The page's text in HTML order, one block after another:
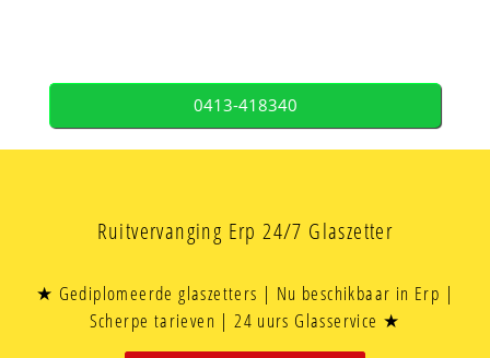
0413-418340
Ruitvervanging Erp 24/7 Glaszetter
★ Gediplomeerde glaszetters | Nu beschikbaar in Erp |
Scherpe tarieven | 24 uurs Glasservice ★